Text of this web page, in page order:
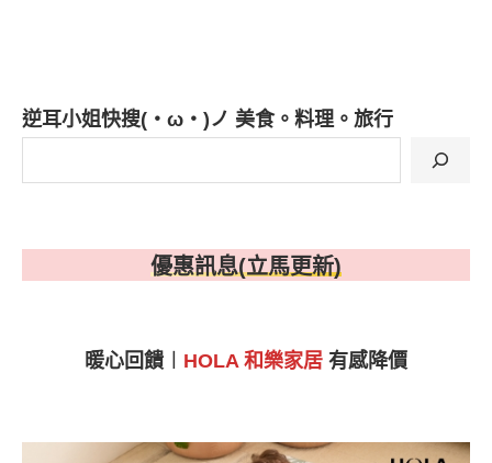
逆耳小姐快搜(・ω・)ノ 美食。料理。旅行
優惠訊息(立馬更新)
暖心回饋︱ HOLA 和樂家居 有感降價